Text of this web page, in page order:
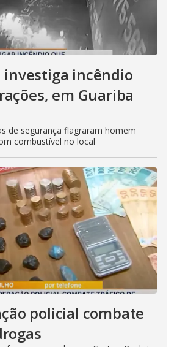
investiga incêndio
em Guariba
de segurança flagraram homem
combustível no local
policial combate